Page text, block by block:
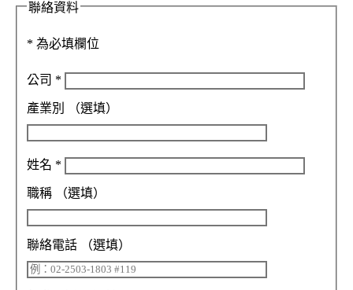
聯絡資料
* 為必填欄位
公司 *
產業別 （選填）
姓名 *
職稱 （選填）
聯絡電話 （選填）